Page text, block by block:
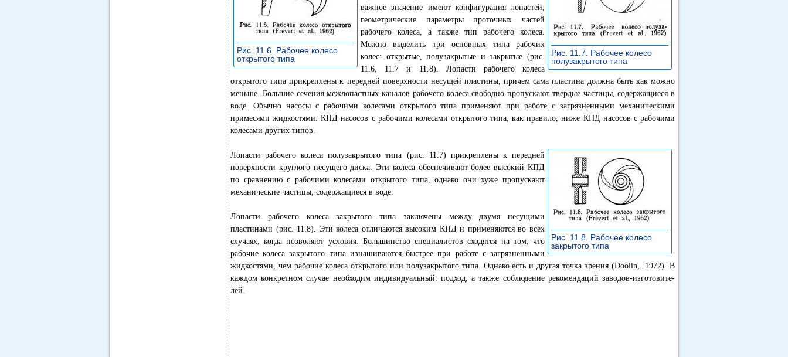
Рис. 11.6. Рабочее колесо
открытого типа
Рис. 11.7. Рабочее колесо
полузакрытого типа
важное значение имеют конфигурация лопастей,
геометрические параметры проточных частей
рабочего колеса, а также тип рабочего колеса.
Можно выделить три основных типа рабочих
колес: открытые, полузакрытые и закрытые (рис.
11.6, 11.7 и 11.8). Лопасти рабочего колеса
открытого типа прикреплены к передней поверхности несущей пластины, причем сама пластина должна быть как можно
меньше. Большие сечения межлопастных каналов рабочего колеса свободно пропускают твердые частицы, содержащиеся в
воде. Обычно насосы с рабочими колесами открытого типа применяют при работе с загрязненными механическими
примесями жидкостями. КПД насосов с рабочими колесами открытого типа, как правило, ниже КПД насосов с рабочими
колесами других типов.
Рис. 11.8. Рабочее колесо
закрытого типа
Лопасти рабочего колеса полузакрытого типа (рис. 11.7) прикреплены к передней
поверхности круглого несущего диска. Эти колеса обеспечивают более высокий КПД
по сравнению с рабочими колесами открытого типа, однако они хуже пропускают
механические частицы, содержащиеся в воде.
Лопасти рабочего колеса закрытого типа заключены между двумя несущими
пластинами (рис. 11.8). Эти колеса отличаются высоким КПД и применяются во всех
случаях, когда позволяют условия. Большинство специалистов сходятся на том, что
рабочие колеса закрытого типа изнашиваются быстрее при работе с загрязненными
жидкостями, чем рабочие колеса открытого или полузакрытого типа. Однако есть и другая точка зрения (Doolin,. 1972). В
каждом конкретном случае необходим индивидуальный: подход, а также соблюдение рекомендаций заводов-изготовите-
лей.